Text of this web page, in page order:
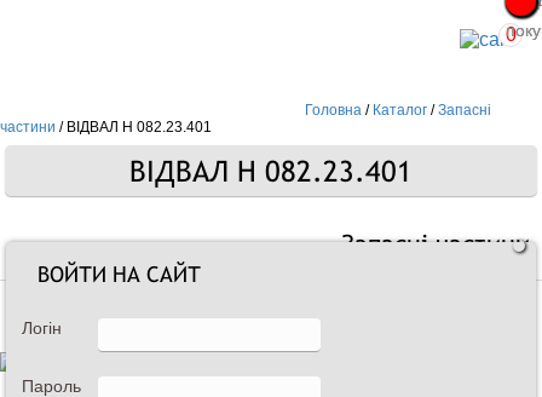
0
Головна / Каталог /Запасні
частини / ВІДВАЛ Н 082.23.401
ВІДВАЛ Н 082.23.401
Запасні частини
ВОЙТИ НА САЙТ
Логін
Пароль